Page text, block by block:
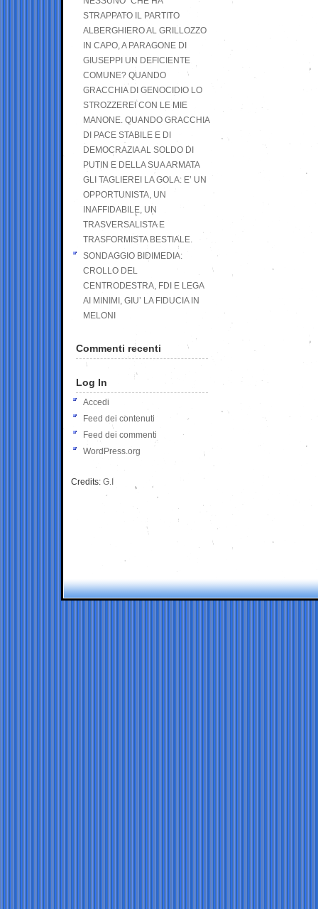
STRAPPATO IL PARTITO
ALBERGHIERO AL GRILLOZZO
IN CAPO, A PARAGONE DI
GIUSEPPI UN DEFICIENTE
COMUNE? QUANDO
GRACCHIA DI GENOCIDIO LO
STROZZEREI CON LE MIE
MANONE. QUANDO GRACCHIA
DI PACE STABILE E DI
DEMOCRAZIA AL SOLDO DI
PUTIN E DELLA SUA ARMATA
GLI TAGLIEREI LA GOLA: E’ UN
OPPORTUNISTA, UN
INAFFIDABILE, UN
TRASVERSALISTA E
TRASFORMISTA BESTIALE.
SONDAGGIO BIDIMEDIA:
CROLLO DEL
CENTRODESTRA, FDI E LEGA
AI MINIMI, GIU’ LA FIDUCIA IN
MELONI
Commenti recenti
Log In
Accedi
Feed dei contenuti
Feed dei commenti
WordPress.org
Credits: G.I